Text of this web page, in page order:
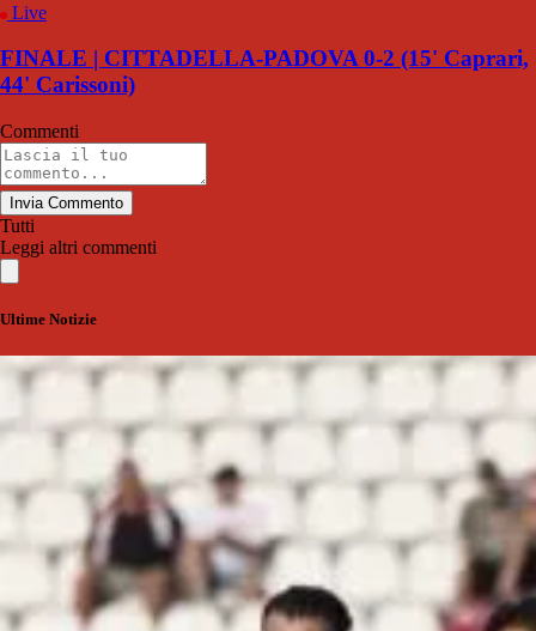
Live
FINALE | CITTADELLA-PADOVA 0-2 (15' Caprari,
44' Carissoni)
Commenti
Invia Commento
Tutti
Leggi altri commenti
Ultime Notizie